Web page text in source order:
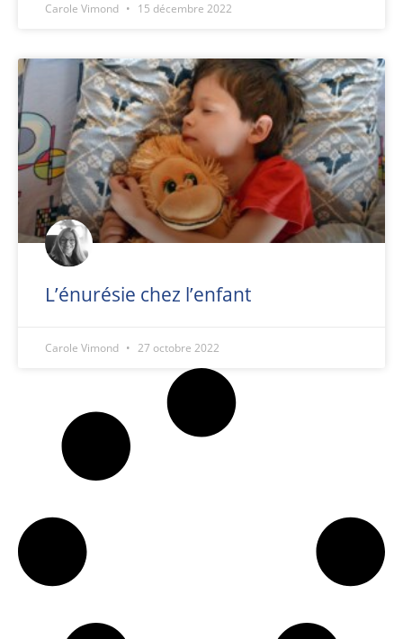
Carole Vimond 15 décembre 2022
L’énurésie chez l’enfant
Carole Vimond 27 octobre 2022